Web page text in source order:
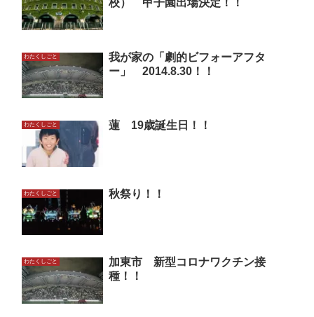
校） 甲子園出場決定！！
わたくしごと
我が家の「劇的ビフォーアフタ
ー」 2014.8.30！！
わたくしごと 蓮 19歳誕生日！！
わたくしごと 秋祭り！！
わたくしごと
加東市 新型コロナワクチン接
種！！